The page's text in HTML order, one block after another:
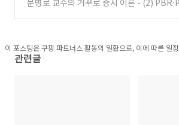
이 포스팅은 쿠팡 파트너스 활동의 일환으로, 이에 따른 일
관련글